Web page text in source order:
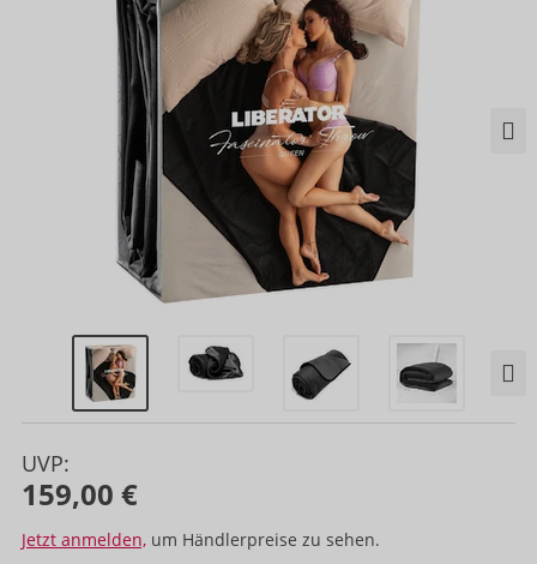
UVP:
159,00 €
Jetzt anmelden, um Händlerpreise zu sehen.